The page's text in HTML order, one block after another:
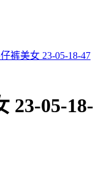
裤美女 23-05-18-47
23-05-18-